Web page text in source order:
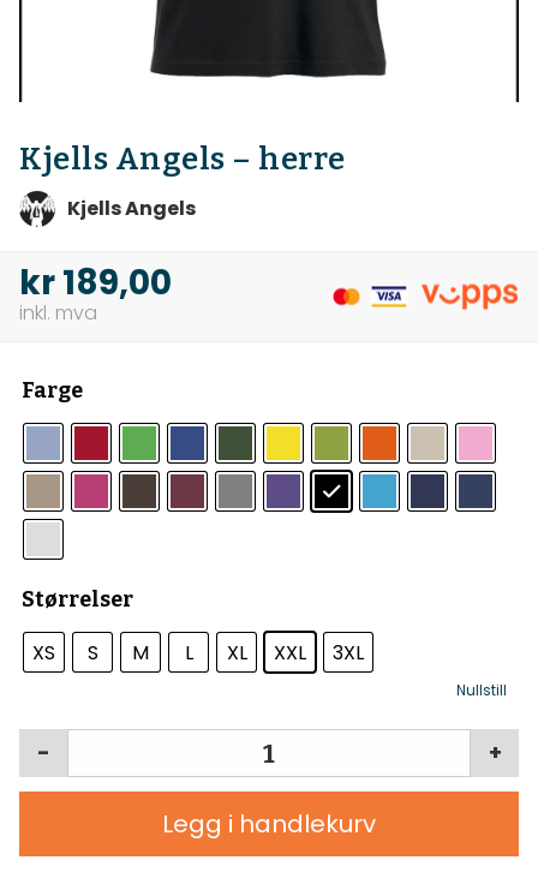
Kjells Angels – herre
Kjells Angels
kr189,00
Farge
Størrelser
XS S M L XL XXL 3XL
Nullstill
+
-
Legg i handlekurv